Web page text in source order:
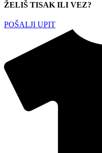
ŽELIŠ TISAK ILI VEZ?
POŠALJI UPIT